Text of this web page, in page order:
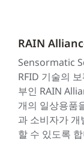
RAIN
Sensormatic
RFID 기술의
부인 RAIN
개의 일상용품
과 소비자가 개
할 수 있도록